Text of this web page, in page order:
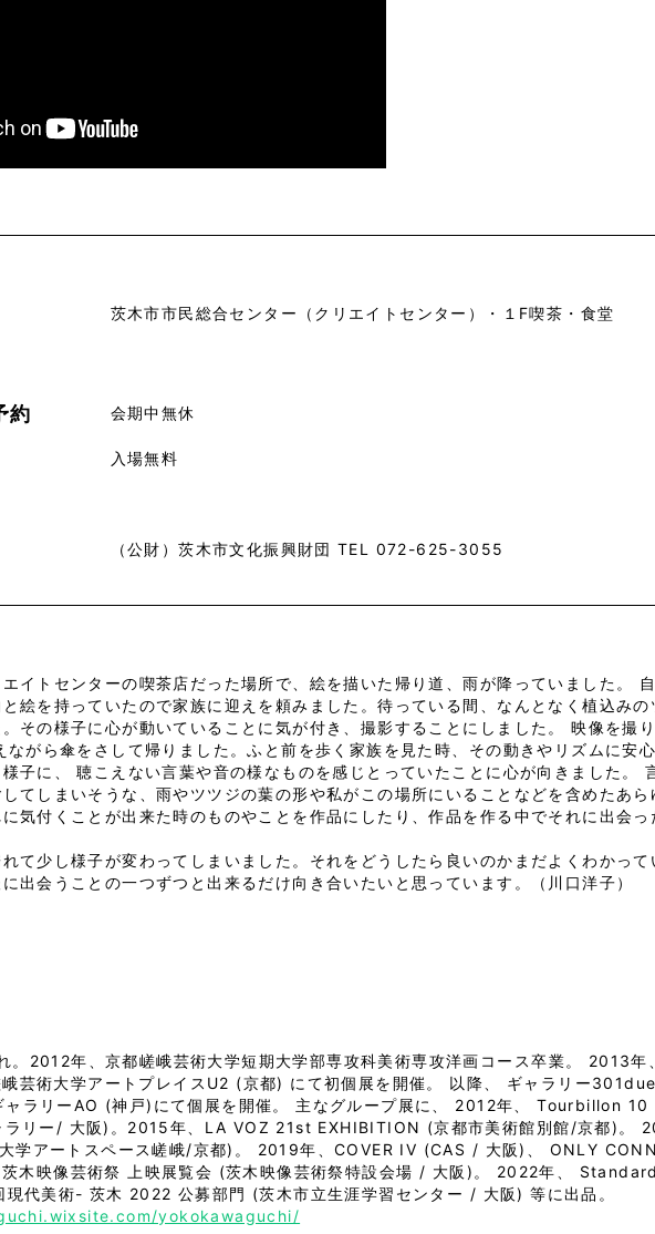
茨木市市民総合センター（クリエイトセンター）・１F喫茶・食堂
約 会期中無休
入場無料
（公財）茨木市文化振興財団 TEL 072-625-3055
イトセンターの喫茶店だった場所で、絵を描いた帰り道、雨が降っていました。
絵を持っていたので家族に迎えを頼みました。待っている間、なんとなく植込み
その様子に心が動いていることに気が付き、撮影することにしました。 映像を撮
ながら傘をさして帰りました。ふと前を歩く家族を見た時、その動きやリズムに安
子に、 聴こえない言葉や音の様なものを感じとっていたことに心が向きました。
てしまいそうな、雨やツツジの葉の形や私がこの場所にいることなどを含めたあ
気付くことが出来た時のものやことを作品にしたり、作品を作る中でそれに出会
て少し様子が変わってしまいました。それをどうしたら良いのかまだよくわかっ
出会うことの一つずつと出来るだけ向き合いたいと思っています。（川口洋子）
。2012年、京都嵯峨芸術大学短期大学部専攻科美術専攻洋画コース卒業。 2013年
芸術大学アートプレイスU2 (京都) にて初個展を開催。 以降、 ギャラリー
ャラリーAO (神戸)にて個展を開催。 主なグループ展に、 2012年、 Tourbillon
リー/ 大阪)。2015年、LA VOZ 21st EXHIBITION (京都市美術館別館/京都)。
学アートスペース嵯峨/京都)。 2019年、COVER IV (CAS / 大阪)、 ONLY
木映像芸術祭 上映展覧会 (茨木映像芸術祭特設会場 / 大阪)。 2022年、
代美術- 茨木 2022 公募部門 (茨木市立生涯学習センター / 大阪) 等に出品。
yokokawaguchi/